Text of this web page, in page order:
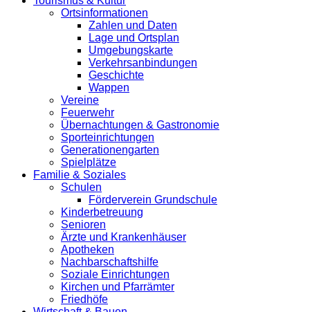
Ortsinformationen
Zahlen und Daten
Lage und Ortsplan
Umgebungskarte
Verkehrsanbindungen
Geschichte
Wappen
Vereine
Feuerwehr
Übernachtungen & Gastronomie
Sporteinrichtungen
Generationengarten
Spielplätze
Familie & Soziales
Schulen
Förderverein Grundschule
Kinderbetreuung
Senioren
Ärzte und Krankenhäuser
Apotheken
Nachbarschaftshilfe
Soziale Einrichtungen
Kirchen und Pfarrämter
Friedhöfe